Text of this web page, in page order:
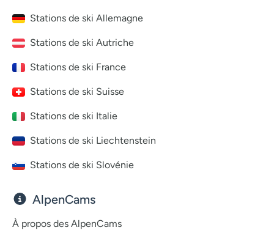
Stations de ski Allemagne
Stations de ski Autriche
Stations de ski France
Stations de ski Suisse
Stations de ski Italie
Stations de ski Liechtenstein
Stations de ski Slovénie
AlpenCams
À propos des AlpenCams